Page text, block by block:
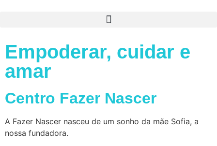
Empoderar, cuidar e
amar
Centro Fazer Nascer
A Fazer Nascer nasceu de um sonho da mãe Sofia, a
nossa fundadora.